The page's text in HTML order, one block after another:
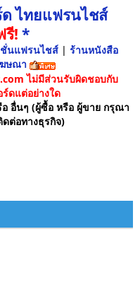
ไทยแฟรนไชส์
รี! *
นแฟรนไชส์ | ร้านหนังสือ
ษณา
ไม่มีส่วนรับผิดชอบกับ
ดแต่อย่างใด
อ อื่นๆ (ผู้ซื้อ หรือ ผู้ขาย กรุณา
ต่อทางธุรกิจ)